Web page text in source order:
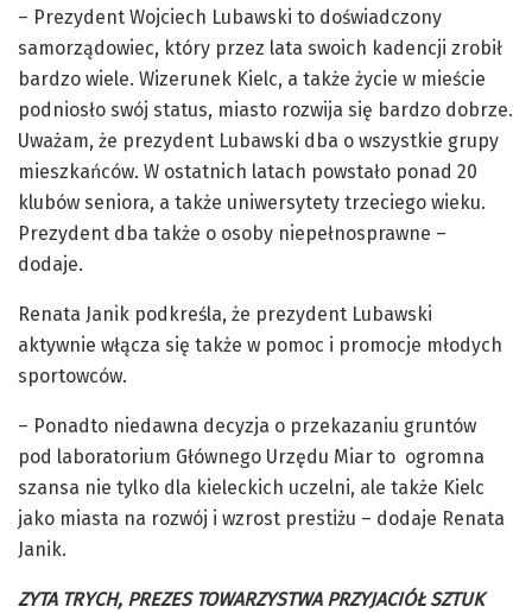
– Prezydent Wojciech Lubawski to doświadczony
samorządowiec, który przez lata swoich kadencji zrobił
bardzo wiele. Wizerunek Kielc, a także życie w mieście
podniosło swój status, miasto rozwija się bardzo dobrze.
Uważam, że prezydent Lubawski dba o wszystkie grupy
mieszkańców. W ostatnich latach powstało ponad 20
klubów seniora, a także uniwersytety trzeciego wieku.
Prezydent dba także o osoby niepełnosprawne –
dodaje.
Renata Janik podkreśla, że prezydent Lubawski
aktywnie włącza się także w pomoc i promocje młodych
sportowców.
– Ponadto niedawna decyzja o przekazaniu gruntów
pod laboratorium Głównego Urzędu Miar to ogromna
szansa nie tylko dla kieleckich uczelni, ale także Kielc
jako miasta na rozwój i wzrost prestiżu – dodaje Renata
Janik.
ZYTA TRYCH, PREZES TOWARZYSTWA PRZYJACIÓŁ SZTUK